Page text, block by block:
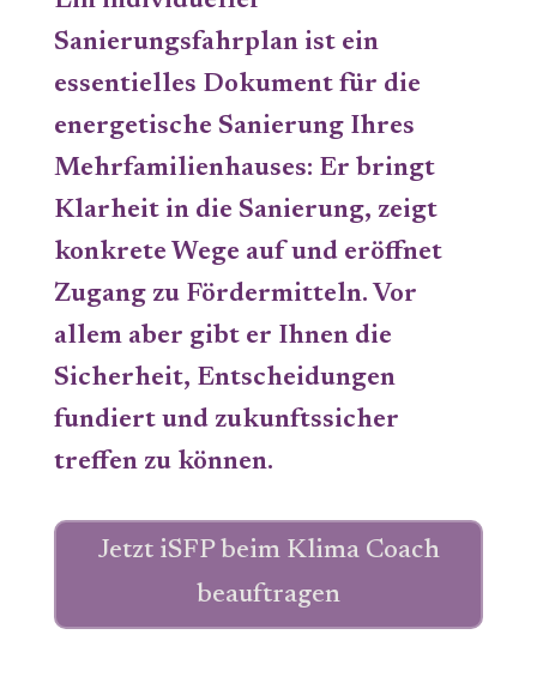
Sanierungsfahrplan ist ein
essentielles Dokument für die
energetische Sanierung Ihres
Mehrfamilienhauses: Er bringt
Klarheit in die Sanierung, zeigt
konkrete Wege auf und eröffnet
Zugang zu Fördermitteln. Vor
allem aber gibt er Ihnen die
Sicherheit, Entscheidungen
fundiert und zukunftssicher
treffen zu können.
Jetzt iSFP beim Klima Coach
beauftragen